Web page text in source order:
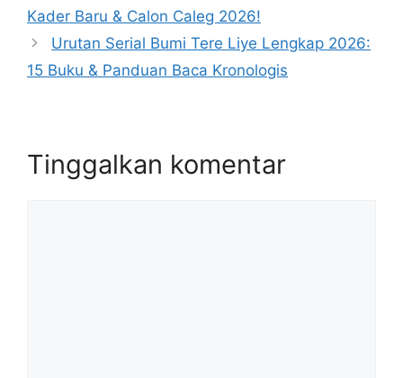
Kader Baru & Calon Caleg 2026!
Urutan Serial Bumi Tere Liye Lengkap 2026:
15 Buku & Panduan Baca Kronologis
Tinggalkan komentar